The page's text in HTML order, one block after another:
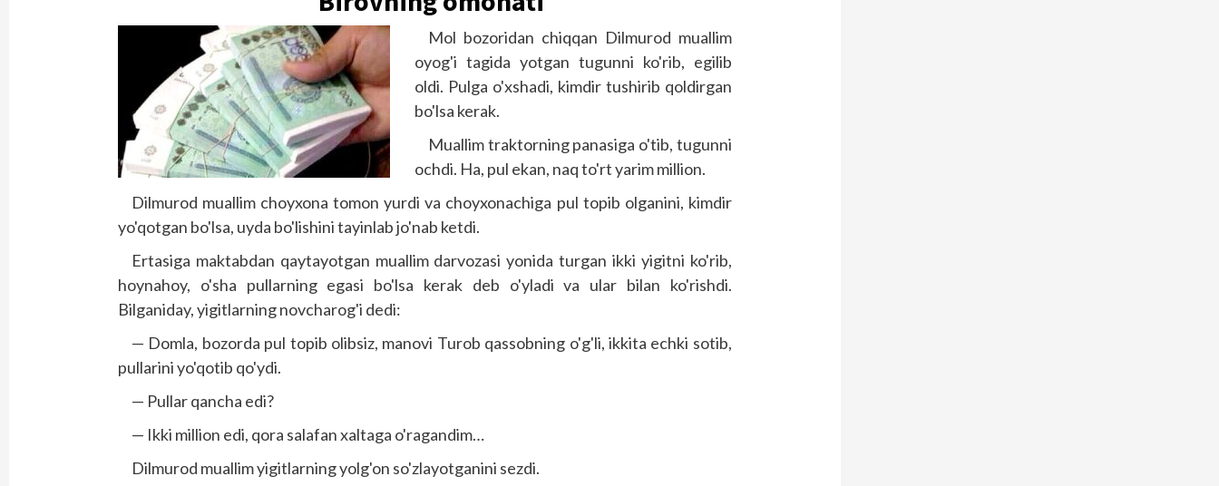
Mol bozoridan chiqqan Dilmurod muallim
oyog'i tagida yotgan tugunni ko'rib, egilib
oldi. Pulga o'xshadi, kimdir tushirib qoldirgan
bo'lsa kerak.
Muallim traktorning panasiga o'tib, tugunni
ochdi. Ha, pul ekan, naq to'rt yarim million.
Dilmurod muallim choyxona tomon yurdi va choyxonachiga pul topib olganini, kimdir
yo'qotgan bo'lsa, uyda bo'lishini tayinlab jo'nab ketdi.
Ertasiga maktabdan qaytayotgan muallim darvozasi yonida turgan ikki yigitni ko'rib,
hoynahoy, o'sha pullarning egasi bo'lsa kerak deb o'yladi va ular bilan ko'rishdi.
Bilganiday, yigitlarning novcharog'i dedi:
— Domla, bozorda pul topib olibsiz, manovi Turob qassobning o'g'li, ikkita echki sotib,
pullarini yo'qotib qo'ydi.
— Pullar qancha edi?
— Ikki million edi, qora salafan xaltaga o'ragandim…
Dilmurod muallim yigitlarning yolg'on so'zlayotganini sezdi.